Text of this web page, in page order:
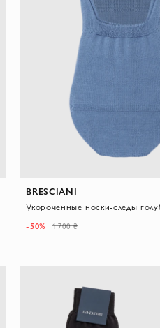
BRESCIANI
-50% 1 700 ₴